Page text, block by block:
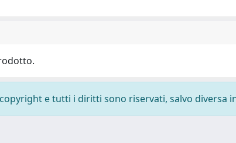
e tutti i diritti sono riservati, salvo diversa